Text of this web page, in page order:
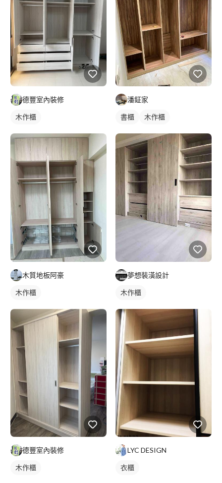
德豐室內裝修
木作櫃
木質地板阿豪
木作櫃
德豐室內裝修
木作櫃
潘鉦家
書櫃 木作櫃
夢想裝潢設計
木作櫃
LYC DESIGN
衣櫃